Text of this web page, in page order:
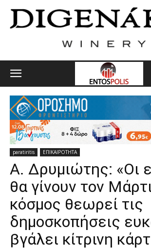
paratiritis ΕΠΙΚΑΙΡΟΤΗΤΑ
Α. Δρυμιώτης: «Οι
θα γίνουν τον
κόσμος θεωρεί τις
δημοσκοπήσεις
βγάλει κίτρινη